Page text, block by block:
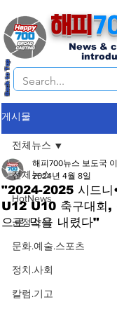
해피
News &
Back to Top
게시물
전체뉴스
HotNews
군정소식
문화.예술.스포츠
정치.사회
칼럼.기고
전체뉴스
"2024-2025 시드니
U12 U10 축구대회,
으로 막을 내렸다"
해피700뉴스 보도국
2024년 4월 8일